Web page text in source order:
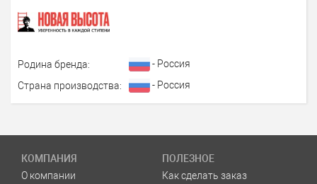
Родина бренда:
- Россия
Страна производства:
- Россия
КОМПАНИЯ
О компании
ПОЛЕЗНОЕ
Как сделать заказ